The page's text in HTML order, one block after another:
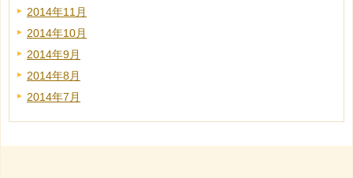
2014年11月
2014年10月
2014年9月
2014年8月
2014年7月